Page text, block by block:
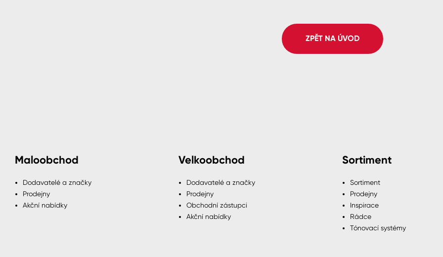
ZPĚT NA ÚVOD
Maloobchod
Dodavatelé a značky
Prodejny
Akční nabídky
Velkoobchod
Dodavatelé a značky
Prodejny
Obchodní zástupci
Akční nabídky
Sortiment
Sortiment
Prodejny
Inspirace
Rádce
Tónovací systémy